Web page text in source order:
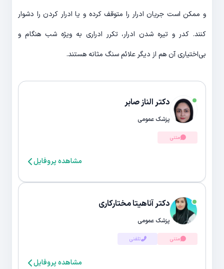
و ممکن است جریان ادرار را متوقف کرده و یا ادرار کردن را دشوار
کنند. کدر و تیره شدن ادرار، تکرر ادراری به ویژه شب هنگام و
بی‌اختیاری آن هم از دیگر علائم سنگ مثانه هستند.
دکتر الناز صابر
پزشک عمومی
متنی
مشاهده پروفایل
دکتر آناهیتا مختارکاری
پزشک عمومی
متنی تلفنی
مشاهده پروفایل